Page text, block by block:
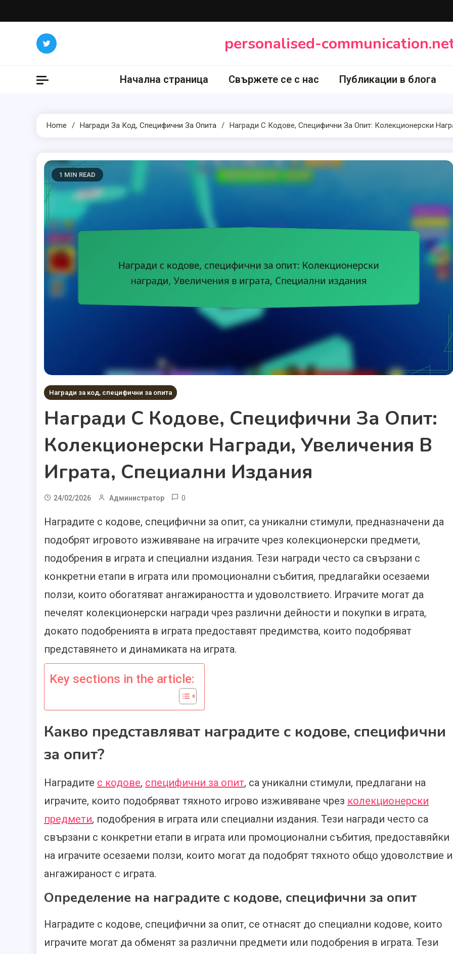
to
personalised-
Начална страница Свържете се с нас Публикации в блога
Home Награди За Код, Специфични За Опита Награди С Кодове, Специфични За Опит: Колекционерски
1 MIN READ
Награди за код, специфични за опита
Награди С Кодове, Специфични За Опит:
Колекционерски Награди, Увеличения В
Играта, Специални Издания
24/02/2026 Администратор 0
Наградите с кодове, специфични за опит, са уникални стимули, предназначени да
подобрят игровото изживяване на играчите чрез колекционерски предмети,
подобрения в играта и специални издания. Тези награди често са свързани с
конкретни етапи в играта или промоционални събития, предлагайки осезаеми
ползи, които обогатяват ангажираността и удоволствието. Играчите могат да
печелят колекционерски награди чрез различни дейности и покупки в играта,
докато подобренията в играта предоставят предимства, които подобряват
представянето и динамиката на играта.
Key sections in the article:
Какво представляват наградите с кодове, специфични
за опит?
Наградите с кодове, специфични за опит, са уникални стимули, предлагани на
играчите, които подобряват тяхното игрово изживяване чрез колекционерски
предмети, подобрения в играта или специални издания. Тези награди често са
свързани с конкретни етапи в играта или промоционални събития, предоставяйки
на играчите осезаеми ползи, които могат да подобрят тяхното общо удоволствие и
ангажираност с играта.
Определение на наградите с кодове, специфични за опит
Наградите с кодове, специфични за опит, се отнасят до специални кодове, които
играчите могат да обменят за различни предмети или подобрения в играта. Тези